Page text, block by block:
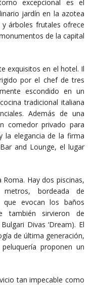
excepcional es el
jardín en la azotea
árboles frutales ofrece
de la capital
exquisitos en el hotel. Il
por el chef de tres
escondido en un
tradicional italiana
Además de una
comedor privado para
la elegancia de la firma
and Lounge, el lugar
Hay dos piscinas,
bordeada de
que evocan los baños
también sirvieron de
Divas ‘Dream). El
de última generación,
proponen un
tan impecable como